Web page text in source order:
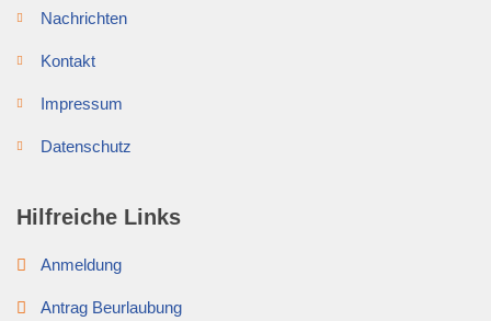
Nachrichten
Kontakt
Impressum
Datenschutz
Hilfreiche Links
Anmeldung
Antrag Beurlaubung